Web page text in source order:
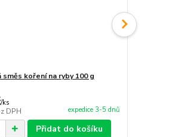
směs koření na ryby 100 g
/ks
DPH expedice 3-5 dnů
Přidat do košíku